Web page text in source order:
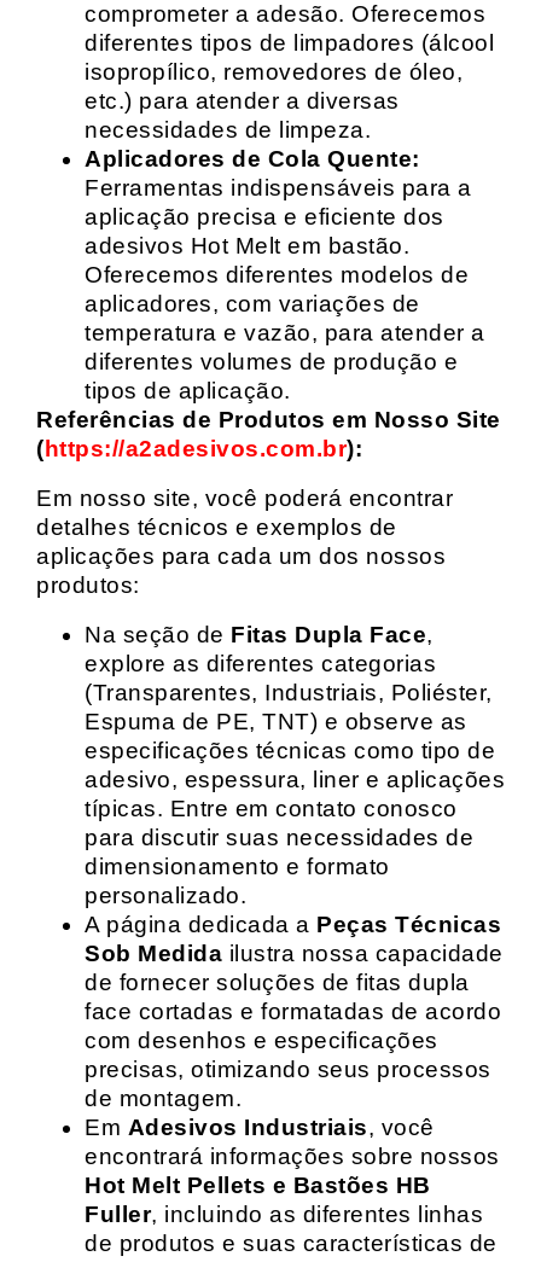
comprometer a adesão. Oferecemos
diferentes tipos de limpadores (álcool
isopropílico, removedores de óleo,
etc.) para atender a diversas
necessidades de limpeza.
Aplicadores de Cola Quente:
Ferramentas indispensáveis para a
aplicação precisa e eficiente dos
adesivos Hot Melt em bastão.
Oferecemos diferentes modelos de
aplicadores, com variações de
temperatura e vazão, para atender a
diferentes volumes de produção e
tipos de aplicação.
Referências de Produtos em Nosso Site
(https://a2adesivos.com.br):
Em nosso site, você poderá encontrar
detalhes técnicos e exemplos de
aplicações para cada um dos nossos
produtos:
Na seção de Fitas Dupla Face,
explore as diferentes categorias
(Transparentes, Industriais, Poliéster,
Espuma de PE, TNT) e observe as
especificações técnicas como tipo de
adesivo, espessura, liner e aplicações
típicas. Entre em contato conosco
para discutir suas necessidades de
dimensionamento e formato
personalizado.
A página dedicada a Peças Técnicas
Sob Medida ilustra nossa capacidade
de fornecer soluções de fitas dupla
face cortadas e formatadas de acordo
com desenhos e especificações
precisas, otimizando seus processos
de montagem.
Em Adesivos Industriais, você
encontrará informações sobre nossos
Hot Melt Pellets e Bastões HB
Fuller, incluindo as diferentes linhas
de produtos e suas características de